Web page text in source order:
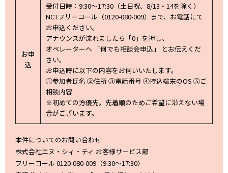
お申
込
受付日時：9:30～17:30（土日祝、8/13・14を除く）
NCTフリーコール（0120-080-009）まで、お電話にて
お申込ください。
アナウンスが流れましたら「0」を押し、
オペレーターへ 「何でも相談会申込」 とお伝えくだ
さい。
お申込時に以下の内容をお伺いいたします。
①参加者氏名 ②住所 ③電話番号 ④持込端末のOS ⑤ご
相談内容
※初めての方優先。先着順のためご希望に沿えない場
合がございます。
本件についてのお問い合わせ
株式会社エヌ・シィ・ティ お客様サービス部
フリーコール 0120-080-009（9:30～17:30）